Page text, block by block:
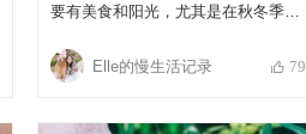
要有美食和阳光，尤其是在秋冬季
节，舒服的沙发毯和抱枕会是很重要
的加分点！
Elle的慢生活记录 79